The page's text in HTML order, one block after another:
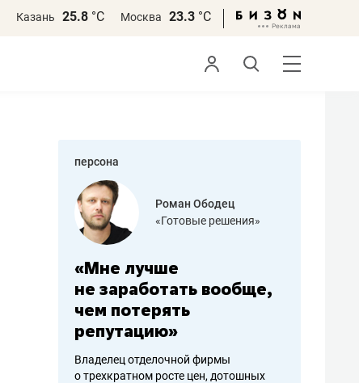
Казань 25.8 °С Москва 23.3 °С
персона
Роман Ободец
«Готовые решения»
«Мне лучше
не заработать вообще,
чем потерять
репутацию»
Владелец отделочной фирмы
о трехкратном росте цен, дотошных